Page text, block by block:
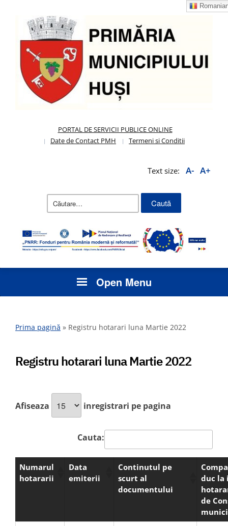
PORTAL DE SERVICII PUBLICE ONLINE
Date de Contact PMH
Termeni si Conditii
Text size: A- A+
Caută
Open Menu
Prima pagină » Registru hotarari luna Martie 2022
Registru hotarari luna Martie 2022
Afiseaza inregistrari pe pagina
Cauta:
Numarul
hotararii
Data
emiterii
Continutul pe
scurt al
documentului
duc la
de